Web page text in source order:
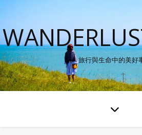
旅行與生命中的美好